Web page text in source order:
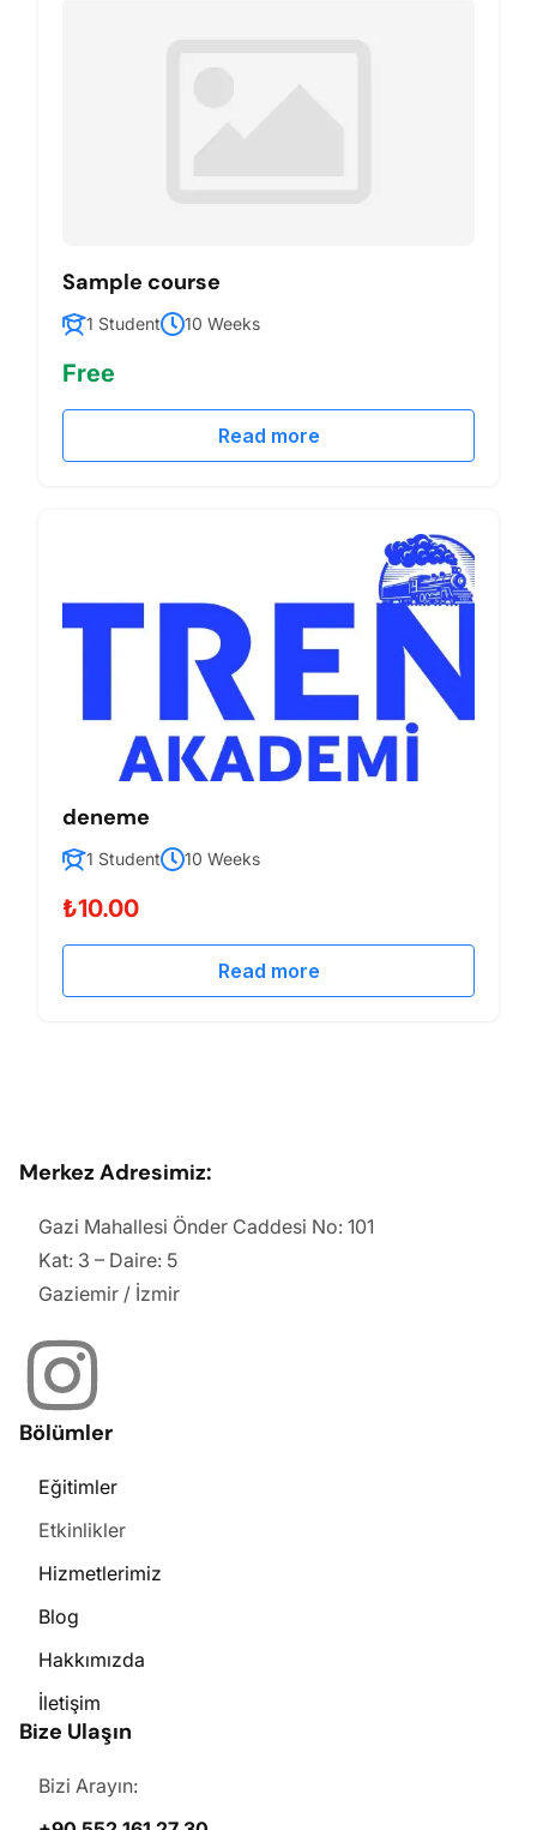
Sample course
1 Student 10 Weeks
Free
Read more
deneme
1 Student 10 Weeks
₺10.00
Read more
Merkez Adresimiz:
Gazi Mahallesi Önder Caddesi No: 101
Kat: 3 – Daire: 5
Gaziemir / İzmir
Bölümler
Eğitimler
Etkinlikler
Hizmetlerimiz
Blog
Hakkımızda
İletişim
Bize Ulaşın
Bizi Arayın: